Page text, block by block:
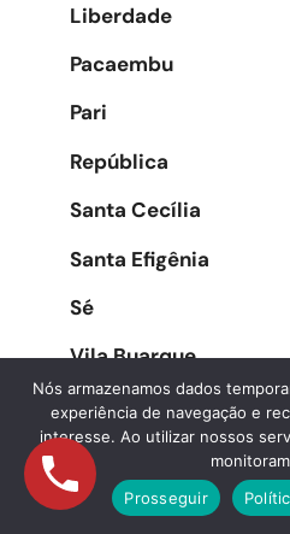
Liberdade
Pacaembu
Pari
República
Santa Cecília
Santa Efigênia
Sé
Vila Buarque
Zona
Água Branca
Nós armazenamos dados
experiência de navegação e
interesse. Ao utilizar nossos
Prosseguir